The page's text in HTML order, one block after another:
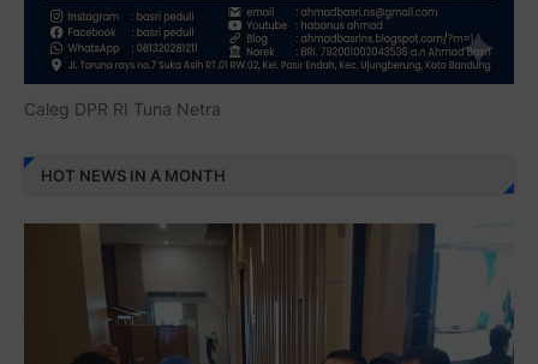
Caleg DPR RI Tuna Netra
HOT NEWS IN A MONTH